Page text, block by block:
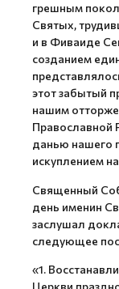
грешным
Святых,
и в Фиваиде
созданием
этот забытый
нашим
Православной
данью нашего
искуплением
Священный
день именин
заслушал
следующее
«1.